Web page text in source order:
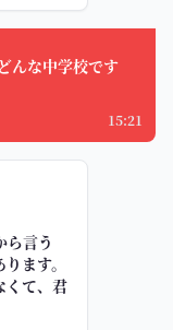
んな中学校です
15:21
ら言う
ます。
くて、君